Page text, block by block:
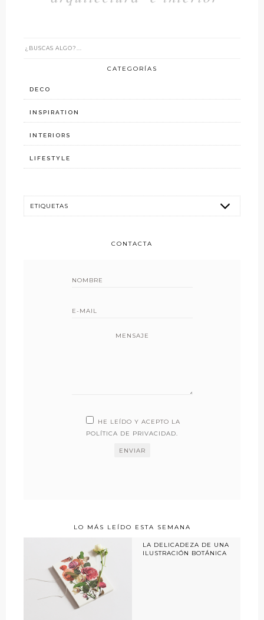
CATEGORÍAS
DECO
INSPIRATION
INTERIORS
LIFESTYLE
CONTACTA
MENSAJE
HE LEÍDO Y ACEPTO LA
POLÍTICA DE PRIVACIDAD.
LO MÁS LEÍDO ESTA SEMANA
LA DELICADEZA DE UNA
ILUSTRACIÓN BOTÁNICA